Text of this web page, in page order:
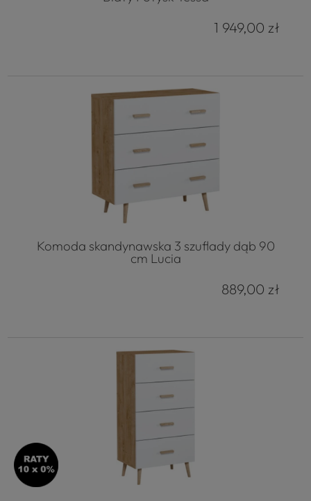
1 949,00 zł
Komoda skandynawska 3 szuflady dąb 90
cm Lucia
889,00 zł